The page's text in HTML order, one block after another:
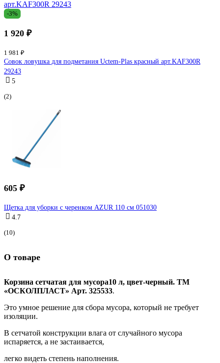
-3%
1 920 ₽
1 981 ₽
Совок ловушка для подметания Uctem-Plas красный арт.KAF300R
29243
5
(2)
605 ₽
Щетка для уборки с черенком AZUR 110 см 051030
4.7
(10)
О товаре
Корзина сетчатая для мусора10 л, цвет-черный. ТМ
«ОСКОЛПЛАСТ» Арт. 325533.
Это умное решение для сбора мусора, который не требует
изоляции.
В сетчатой конструкции влага от случайного мусора
испаряется, а не застаивается,
легко видеть степень наполнения.